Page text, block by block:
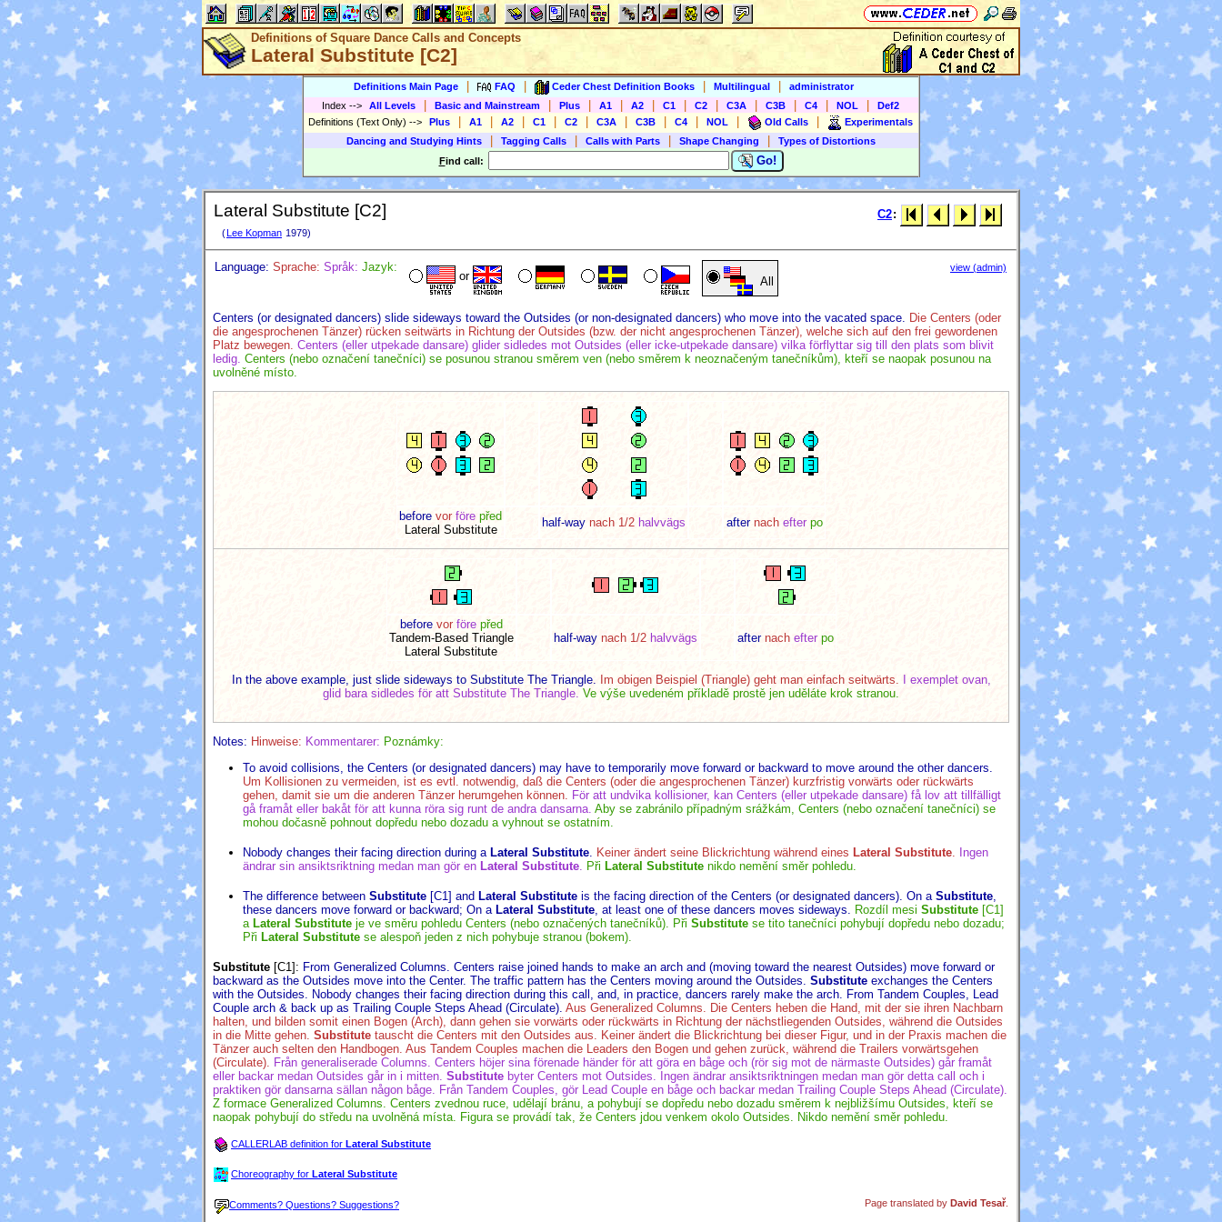
Definitions of Square Dance Calls and Concepts
Lateral Substitute [C2]
Definitions Main Page FAQ Ceder Chest Definition Books Multilingual
administrator
Index --> All Levels Basic and Mainstream Plus A1 A2 C1 C2 C3A C3B C4 NOL
Def2
Definitions (Text Only) --> Plus A1 A2 C1 C2 C3A C3B C4 NOL Old Calls
Experimentals
Dancing and Studying Hints
Tagging Calls Calls with Parts Shape Changing
Types of Distortions
Find call: Go!
Lateral Substitute [C2]
( Lee Kopman 1979)
C2:
Language: Sprache: Språk: Jazyk:
or All
view (admin)
Centers (or designated dancers) slide sideways toward the Outsides (or non-designated dancers) who move into the vacated space. Die Centers (oder
die angesprochenen Tänzer) rücken seitwärts in Richtung der Outsides (bzw. der nicht angesprochenen Tänzer), welche sich auf den frei gewordenen
Platz bewegen. Centers (eller utpekade dansare) glider sidledes mot Outsides (eller icke-utpekade dansare) vilka förflyttar sig till den plats som blivit
ledig. Centers (nebo označení tanečníci) se posunou stranou směrem ven (nebo směrem k neoznačeným tanečníkům), kteří se naopak posunou na
uvolněné místo.
before vor före před
Lateral Substitute
half-way nach 1/2 halvvägs after nach efter po
before vor före před
Tandem-Based Triangle
Lateral Substitute
half-way nach 1/2 halvvägs after nach efter po
In the above example, just slide sideways to Substitute The Triangle. Im obigen Beispiel (Triangle) geht man einfach seitwärts.
I exemplet ovan,
glid bara sidledes för att Substitute The Triangle. Ve výše uvedeném příkladě prostě jen uděláte krok stranou.
Notes: Hinweise: Kommentarer: Poznámky:
To avoid collisions, the Centers (or designated dancers) may have to temporarily move forward or backward to move around the other dancers.
Um Kollisionen zu vermeiden, ist es evtl. notwendig, daß die Centers (oder die angesprochenen Tänzer) kurzfristig vorwärts oder rückwärts
gehen, damit sie um die anderen Tänzer herumgehen können. För att undvika kollisioner, kan Centers (eller utpekade dansare) få lov att tillfälligt
gå framåt eller bakåt för att kunna röra sig runt de andra dansarna. Aby se zabránilo případným srážkám, Centers (nebo označení tanečníci) se
mohou dočasně pohnout dopředu nebo dozadu a vyhnout se ostatním.
Nobody changes their facing direction during a Lateral Substitute Keiner ändert seine Blickrichtung während eines Lateral Substitute Ingen
ändrar sin ansiktsriktning medan man gör en Lateral Substitute Při Lateral Substitute nikdo nemění směr pohledu.
The difference between Substitute [C1] and Lateral Substitute is the facing direction of the Centers (or designated dancers). On a Substitute
these dancers move forward or backward; On a Lateral Substitute , at least one of these dancers moves sideways. Rozdíl mesi Substitute [C1]
a Lateral Substitute je ve směru pohledu Centers (nebo označených tanečníků). Při Substitute se tito tanečníci pohybují dopředu nebo dozadu;
Při Lateral Substitute se alespoň jeden z nich pohybuje stranou (bokem).
Substitute [C1]: From Generalized Columns. Centers raise joined hands to make an arch and (moving toward the nearest Outsides) move forward or
backward as the Outsides move into the Center. The traffic pattern has the Centers moving around the Outsides. Substitute exchanges the Centers
with the Outsides. Nobody changes their facing direction during this call, and, in practice, dancers rarely make the arch. From Tandem Couples, Lead
Couple arch & back up as Trailing Couple Steps Ahead (Circulate). Aus Generalized Columns. Die Centers heben die Hand, mit der sie ihren Nachbarn
halten, und bilden somit einen Bogen (Arch), dann gehen sie vorwärts oder rückwärts in Richtung der nächstliegenden Outsides, während die Outsides
in die Mitte gehen. Substitute tauscht die Centers mit den Outsides aus. Keiner ändert die Blickrichtung bei dieser Figur, und in der Praxis machen die
Tänzer auch selten den Handbogen. Aus Tandem Couples machen die Leaders den Bogen und gehen zurück, während die Trailers vorwärtsgehen
(Circulate). Från generaliserade Columns. Centers höjer sina förenade händer för att göra en båge och (rör sig mot de närmaste Outsides) går framåt
eller backar medan Outsides går in i mitten. Substitute byter Centers mot Outsides. Ingen ändrar ansiktsriktningen medan man gör detta call och i
praktiken gör dansarna sällan någon båge. Från Tandem Couples, gör Lead Couple en båge och backar medan Trailing Couple Steps Ahead (Circulate).
Z formace Generalized Columns. Centers zvednou ruce, udělají bránu, a pohybují se dopředu nebo dozadu směrem k nejbližšímu Outsides, kteří se
naopak pohybují do středu na uvolněná místa. Figura se provádí tak, že Centers jdou venkem okolo Outsides. Nikdo nemění směr pohledu.
CALLERLAB definition for Lateral Substitute
Choreography for Lateral Substitute
Comments? Questions? Suggestions? Page translated by David Tesař